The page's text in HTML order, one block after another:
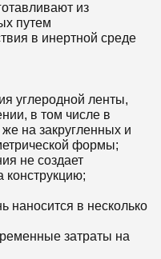
из
путем
в инертной среде
углеродной ленты,
в том числе в
на закругленных и
формы;
не создает
конструкцию;
наносится в несколько
затраты на